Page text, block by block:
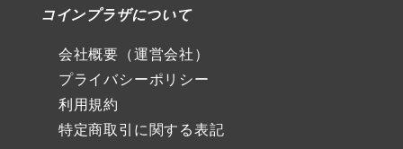
コインプラザについて
会社概要（運営会社）
プライバシーポリシー
利用規約
特定商取引に関する表記